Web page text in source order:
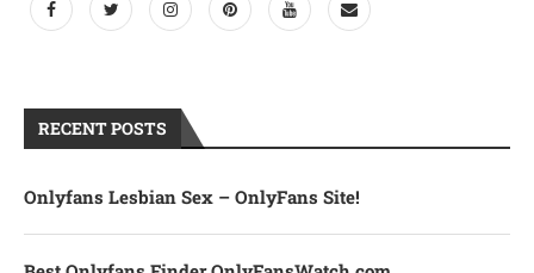
RECENT POSTS
Onlyfans Lesbian Sex – OnlyFans Site!